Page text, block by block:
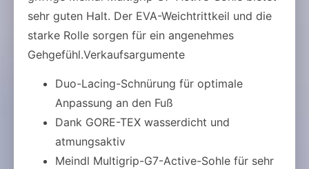
sehr guten Halt. Der EVA-Weichtrittkeil und die
starke Rolle sorgen für ein angenehmes
Gehgefühl.Verkaufsargumente
Duo-Lacing-Schnürung für optimale
Anpassung an den Fuß
Dank GORE-TEX wasserdicht und
atmungsaktiv
Meindl Multigrip-G7-Active-Sohle für sehr